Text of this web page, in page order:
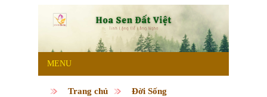
MENU
Trang chủ
Đời Sống